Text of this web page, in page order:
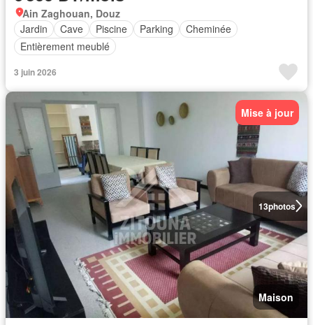
Ain Zaghouan, Douz
Jardin
Cave Piscine Parking
Cheminée
Entièrement meublé
3 juin 2026
13photos
Mise à jour
Maison